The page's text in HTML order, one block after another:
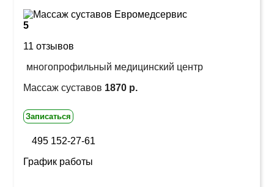
5
11 отзывов
многопрофильный медицинский центр
Массаж суставов 1870 р.
Записаться
495 152-27-61
График работы